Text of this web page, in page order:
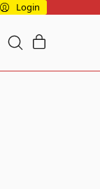
Login